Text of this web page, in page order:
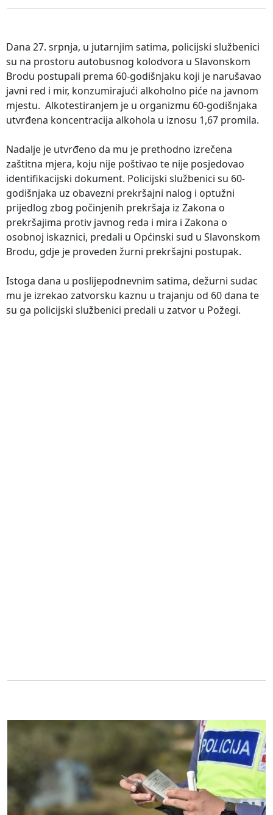
Dana 27. srpnja, u jutarnjim satima, policijski službenici
su na prostoru autobusnog kolodvora u Slavonskom
Brodu postupali prema 60-godišnjaku koji je narušavao
javni red i mir, konzumirajući alkoholno piće na javnom
mjestu. Alkotestiranjem je u organizmu 60-godišnjaka
utvrđena koncentracija alkohola u iznosu 1,67 promila.
Nadalje je utvrđeno da mu je prethodno izrečena
zaštitna mjera, koju nije poštivao te nije posjedovao
identifikacijski dokument. Policijski službenici su 60-
godišnjaka uz obavezni prekršajni nalog i optužni
prijedlog zbog počinjenih prekršaja iz Zakona o
prekršajima protiv javnog reda i mira i Zakona o
osobnoj iskaznici, predali u Općinski sud u Slavonskom
Brodu, gdje je proveden žurni prekršajni postupak.
Istoga dana u poslijepodnevnim satima, dežurni sudac
mu je izrekao zatvorsku kaznu u trajanju od 60 dana te
su ga policijski službenici predali u zatvor u Požegi.